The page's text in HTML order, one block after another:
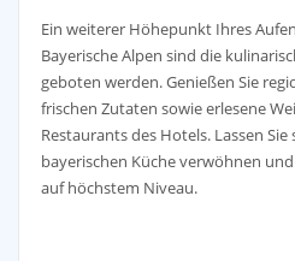
Ein weiterer Höhepunkt Ihres
Bayerische Alpen sind die
geboten werden. Genießen Sie
frischen Zutaten sowie erlesene
Restaurants des Hotels. Lassen
bayerischen Küche verwöhnen
auf höchstem Niveau.